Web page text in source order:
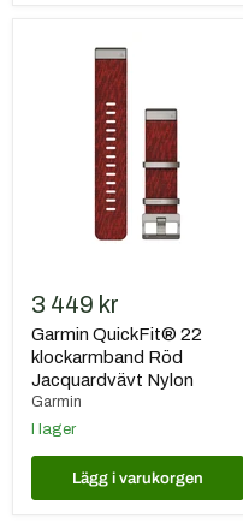
QuickFit®
klockarmband
Jacquardvävt
3 449 kr
Garmin QuickFit® 22
klockarmband Röd
Jacquardvävt Nylon
Garmin
I lager
Lägg i varukorgen